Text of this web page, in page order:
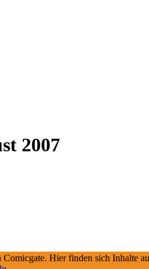
2007
Hier finden sich Inhalte